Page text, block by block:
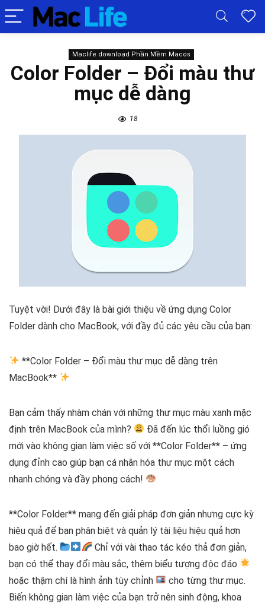
Maclife download Phần Mềm Macos
Color Folder – Đổi màu thư
mục dễ dàng
18
Tuyệt vời! Dưới đây là bài giới thiệu về ứng dụng Color
Folder dành cho MacBook, với đầy đủ các yêu cầu của bạn:
**Color Folder – Đổi màu thư mục dễ dàng trên
MacBook**
Bạn cảm thấy nhàm chán với những thư mục màu xanh mặc
định trên MacBook của mình?
Đã đến lúc thổi luồng gió
mới vào không gian làm việc số với **Color Folder** – ứng
dụng đỉnh cao giúp bạn cá nhân hóa thư mục một cách
nhanh chóng và đầy phong cách!
**Color Folder** mang đến giải pháp đơn giản nhưng cực kỳ
hiệu quả để bạn phân biệt và quản lý tài liệu hiệu quả hơn
bao giờ hết.
Chỉ với vài thao tác kéo thả đơn giản,
bạn có thể thay đổi màu sắc, thêm biểu tượng độc đáo
hoặc thậm chí là hình ảnh tùy chỉnh
cho từng thư mục.
Biến không gian làm việc của bạn trở nên sinh động, khoa